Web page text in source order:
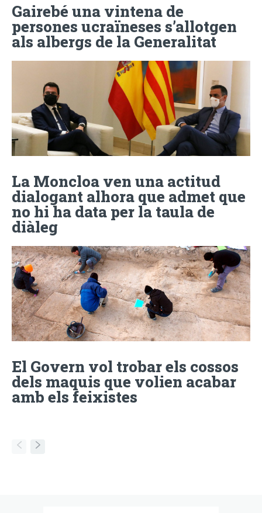
Gairebé una vintena de
persones ucraïneses s’allotgen
als albergs de la Generalitat
La Moncloa ven una actitud
dialogant alhora que admet que
no hi ha data per la taula de
diàleg
El Govern vol trobar els cossos
dels maquis que volien acabar
amb els feixistes